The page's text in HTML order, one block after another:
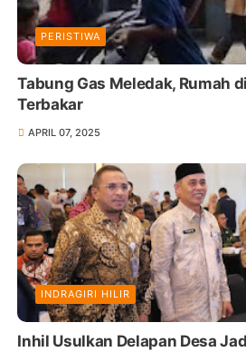
PERISTIWA
Tabung Gas Meledak, Rumah
Terbakar
APRIL 07, 2025
INDRAGIRI HILIR
Inhil Usulkan Delapan Desa